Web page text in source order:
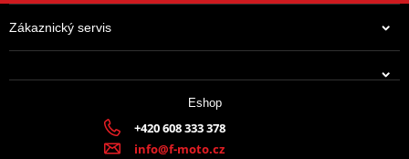
61 kW @ 6.550 min
108 Nm @ 3.100 min-1
Zákaznický servis
Eshop
+420 608 333 378
info@f-moto.cz